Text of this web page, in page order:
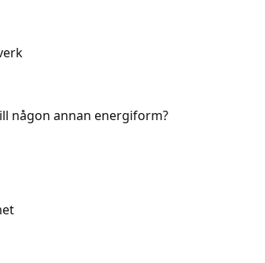
någon annan energiform?